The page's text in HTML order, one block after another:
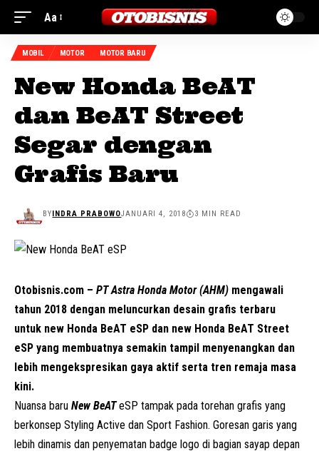
Aa
MOBIL MOTOR MOTOR BARU
New Honda BeAT
dan BeAT Street
Segar dengan
Grafis Baru
BYINDRA PRABOWOJANUARI 4, 2018 3 MIN READ
Otobisnis.com – PT Astra Honda Motor (AHM) mengawali
tahun 2018 dengan meluncurkan desain grafis terbaru
untuk new Honda BeAT eSP dan new Honda BeAT Street
eSP yang membuatnya semakin tampil menyenangkan dan
lebih mengekspresikan gaya aktif serta tren remaja masa
kini.
Nuansa baru New BeATeSP tampak pada torehan grafis yang
berkonsep Styling Active dan Sport Fashion. Goresan garis yang
lebih dinamis dan penyematan badge logo di bagian sayap depan